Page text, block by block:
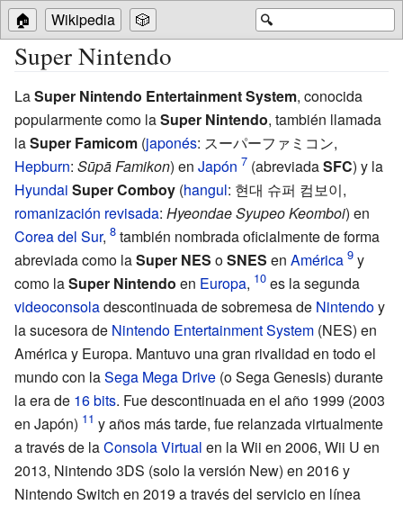
🔍
🏠 Wikipedia 🎲
Super Nintendo
LaSuper Nintendo Entertainment System, conocida
popularmente como laSuper Nintendo, también llamada
laSuper Famicom (japonés: スーパーファミコン,
Hepburn: Sūpā Famikon) en Japón (abreviadaSFC) y la
Hyundai Super Comboy (hangul: 현대 슈퍼 컴보이,
romanización revisada: Hyeondae Syupeo Keomboi) en
Corea del Sur,
también nombrada oficialmente de forma
abreviada como laSuper NES oSNES en América
y
como laSuper Nintendo en Europa,
es la segunda
videoconsoladescontinuada de sobremesa de Nintendoy
la sucesora de Nintendo Entertainment System (NES) en
América y Europa. Mantuvo una gran rivalidad en todo el
mundo con laSega Mega Drive (o Sega Genesis) durante
la era de 16 bits. Fue descontinuada en el año 1999 (2003
en Japón)
y años más tarde, fue relanzada virtualmente
a través de laConsola Virtual en la Wii en 2006, Wii U en
2013, Nintendo 3DS (solo la versión New) en 2016 y
Nintendo Switch en 2019 a través del servicio en línea